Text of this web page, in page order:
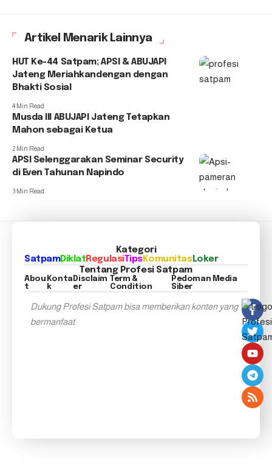
Artikel Menarik Lainnya
HUT Ke-44 Satpam; APSI & ABUJAPI
Jateng Meriahkandengan dengan
Bhakti Sosial
4 Min Read
Musda III ABUJAPI Jateng Tetapkan
Mahon sebagai Ketua
2 Min Read
APSI Selenggarakan Seminar Security
di Even Tahunan Napindo
3 Min Read
Kategori
SatpamDiklatRegulasiTipsKomunitasLoker
Tentang Profesi Satpam
Abou
t
Konta
k
Disclaim
er
Term &
Condition
Pedoman Media
Siber
Dukung Profesi Satpam bisa memberikan konten yang
bermanfaat